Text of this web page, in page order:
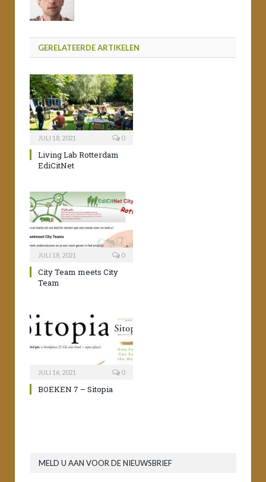
GERELATEERDE ARTIKELEN
JULI 18, 2021 0
Living Lab Rotterdam
EdiCitNet
JULI 18, 2021 0
City Team meets City
Team
JULI 16, 2021 0
BOEKEN 7 – Sitopia
MELD U AAN VOOR DE NIEUWSBRIEF